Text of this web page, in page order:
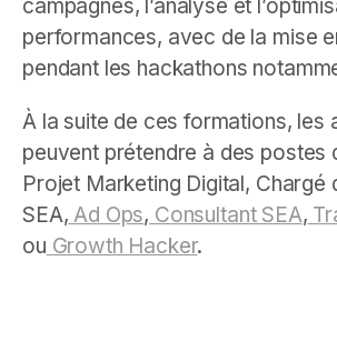
campagnes, l’analyse et
performances, avec de la mise
pendant les hackathons
À la suite de ces formations, les
peuvent prétendre à des postes
Projet Marketing Digital, Chargé
SEA, Ad Ops, Consultant SEA,
ou Growth Hacker.